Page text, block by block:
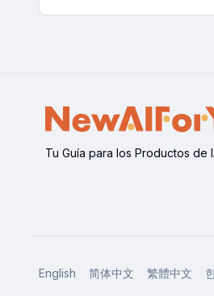
Tu Guía para los Productos de
English 简体中文 繁體中文